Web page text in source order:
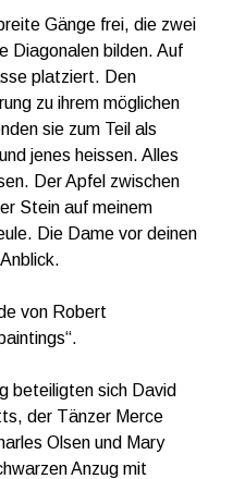
Gänge frei, die zwei
Diagonalen bilden. Auf
platziert. Den
zu ihrem möglichen
sie zum Teil als
jenes heissen. Alles
Der Apfel zwischen
Stein auf meinem
Die Dame vor deinen
von Robert
beteiligten sich David
der Tänzer Merce
Olsen und Mary
Anzug mit